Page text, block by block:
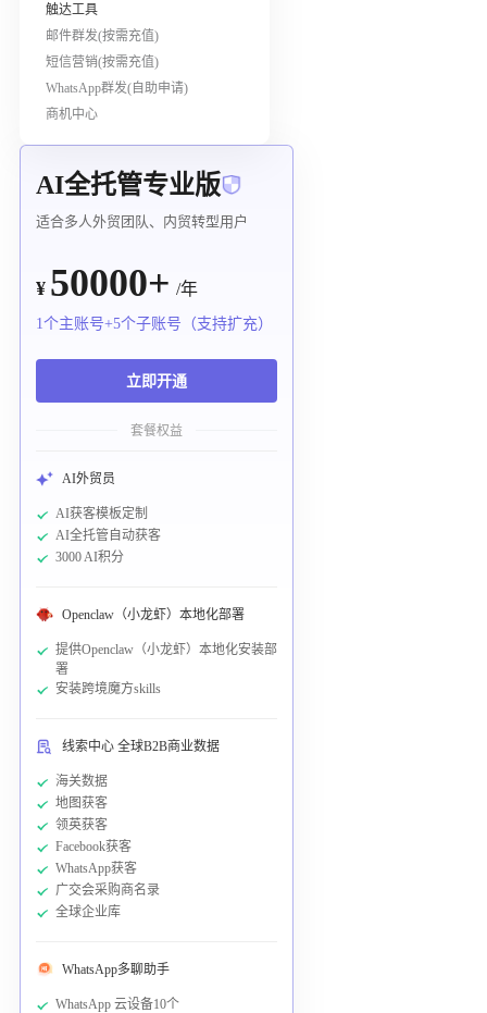
触达工具
邮件群发(按需充值)
短信营销(按需充值)
WhatsApp群发(自助申请)
商机中心
AI全托管专业版
适合多人外贸团队、内贸转型用户
¥ 50000+ /年
1个主账号+5个子账号（支持扩充）
立即开通
套餐权益
AI外贸员
AI获客模板定制
AI全托管自动获客
3000 AI积分
Openclaw（小龙虾）本地化部署
提供Openclaw（小龙虾）本地化安装部
署
安装跨境魔方skills
线索中心 全球B2B商业数据
海关数据
地图获客
领英获客
Facebook获客
WhatsApp获客
广交会采购商名录
全球企业库
WhatsApp多聊助手
WhatsApp 云设备10个